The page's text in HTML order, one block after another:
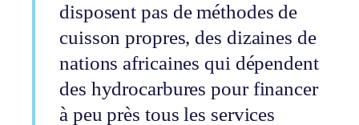
disposent pas de méthodes de
cuisson propres, des dizaines de
nations africaines qui dépendent
des hydrocarbures pour financer
à peu près tous les services